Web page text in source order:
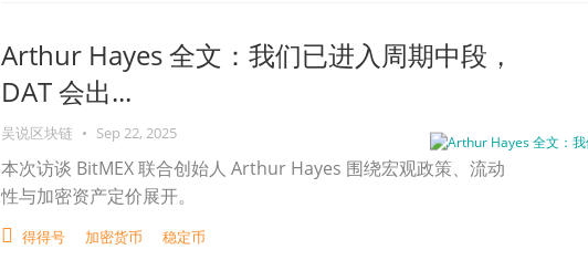
Arthur Hayes 全文：我们已进入周期中段，
DAT 会出...
吴说区块链 • Sep 22, 2025
本次访谈 BitMEX 联合创始人 Arthur Hayes 围绕宏观政策、流动
性与加密资产定价展开。
得得号 加密货币 稳定币